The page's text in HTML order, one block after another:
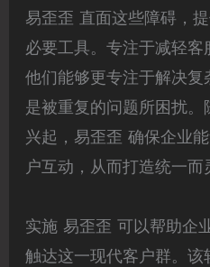
易歪歪 直面这些障碍，
必要工具。专注于减轻
他们能够更专注于解决复
是被重复的问题所困扰
兴起，易歪歪 确保企业
户互动，从而打造统一而
实施 易歪歪 可以帮助企
触达这一现代客户群。该